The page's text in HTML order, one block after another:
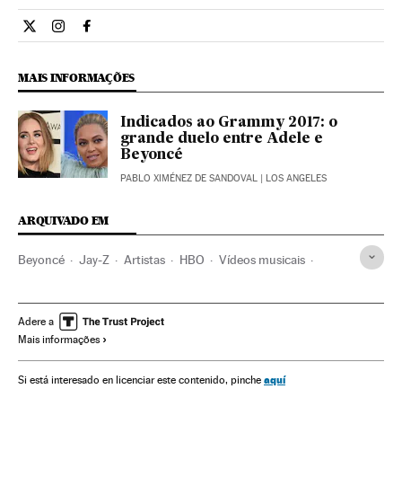
Cultura El País Brasil en Twitter
Cultura El País Brasil en Instagram
Cultura El País Brasil en Facebook
MAIS INFORMAÇÕES
Indicados ao Grammy 2017: o
grande duelo entre Adele e
Beyoncé
PABLO XIMÉNEZ DE SANDOVAL | LOS ANGELES
ARQUIVADO EM
Beyoncé Jay-Z Artistas HBO Vídeos musicais
Racismo Música Televisão
Delitos Meios comunicação
Adere a
Mais informações
Si está interesado en licenciar este contenido, pinche aquí